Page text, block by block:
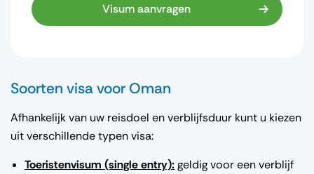
Visum aanvragen
Soorten visa voor Oman
Afhankelijk van uw reisdoel en verblijfsduur kunt u kiezen
uit verschillende typen visa:
Toeristenvisum (single entry):geldig voor een verblijf